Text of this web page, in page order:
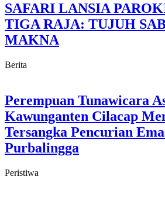
SAFARI LANSIA
TIGA RAJA: TUJUH
MAKNA
Berita
Perempuan Tunawicara
Kawunganten Cilacap
Tersangka Pencurian
Purbalingga
Peristiwa